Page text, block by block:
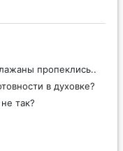
пропеклись..
в духовке?
так?